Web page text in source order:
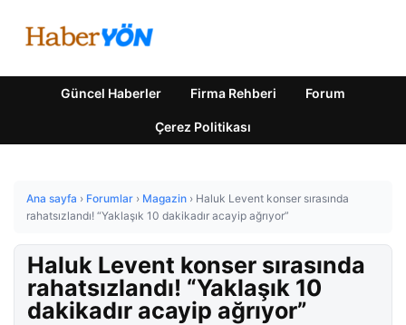
Güncel Haberler Firma Rehberi Forum
Çerez Politikası
Ana sayfa › Forumlar › Magazin › Haluk Levent konser sırasında
rahatsızlandı! “Yaklaşık 10 dakikadır acayip ağrıyor”
Haluk Levent konser sırasında
rahatsızlandı! “Yaklaşık 10
dakikadır acayip ağrıyor”